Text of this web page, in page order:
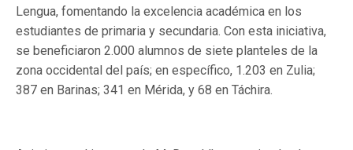
Lengua, fomentando la excelencia académica en los
estudiantes de primaria y secundaria. Con esta iniciativa,
se beneficiaron 2.000 alumnos de siete planteles de la
zona occidental del país; en específico, 1.203 en Zulia;
387 en Barinas; 341 en Mérida, y 68 en Táchira.